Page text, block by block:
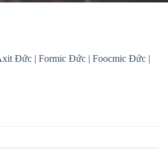
Đức | Formic Đức | Foocmic Đức |